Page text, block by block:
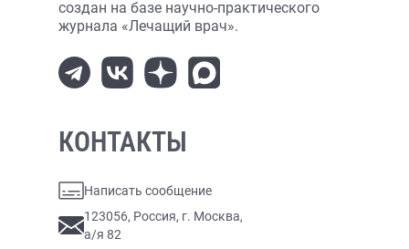
создан на базе научно-практического
журнала «Лечащий врач».
КОНТАКТЫ
Написать сообщение
123056, Россия, г. Москва,
а/я 82